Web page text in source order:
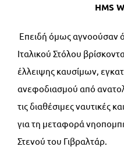
HMS
Επειδή όμως αγνοούσαν
Ιταλικού Στόλου
έλλειψης καυσίμων,
ανεφοδιασμού από
τις διαθέσιμες ναυτικές
για τη μεταφορά
Στενού του Γιβραλτάρ.